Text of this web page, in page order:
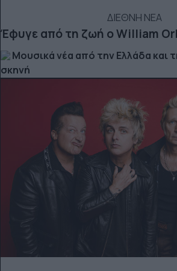
ΔΙΕΘΝΗ ΝΕΑ
Έφυγε από τη ζωή ο William
Μουσικά νέα από την Ελλάδα και
σκηνή